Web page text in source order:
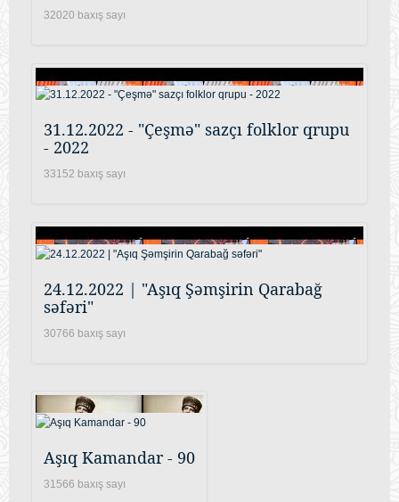
32020 baxış sayı
31.12.2022 - "Çeşmə" sazçı folklor qrupu
- 2022
33152 baxış sayı
24.12.2022 | "Aşıq Şəmşirin Qarabağ
səfəri"
30766 baxış sayı
Aşıq Kamandar - 90
31566 baxış sayı